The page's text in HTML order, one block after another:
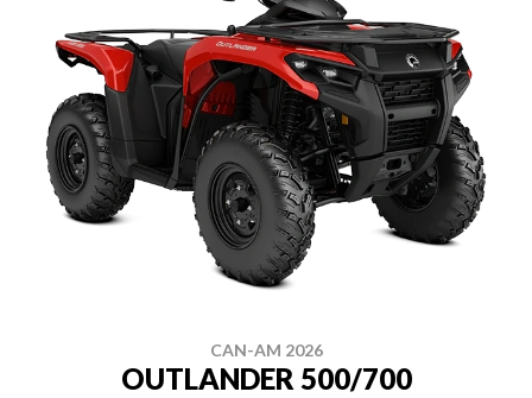
CAN-AM 2026
OUTLANDER 500/700